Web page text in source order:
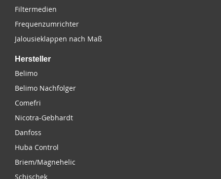
Filtermedien
Frequenzumrichter
Jalousieklappen nach Maß
Hersteller
Belimo
Belimo Nachfolger
Comefri
Nicotra-Gebhardt
Danfoss
Huba Control
Briem/Magnehelic
Schischek